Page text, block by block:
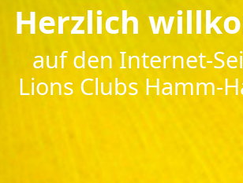
Herzlich
auf den Internet-
Lions Clubs Hamm-